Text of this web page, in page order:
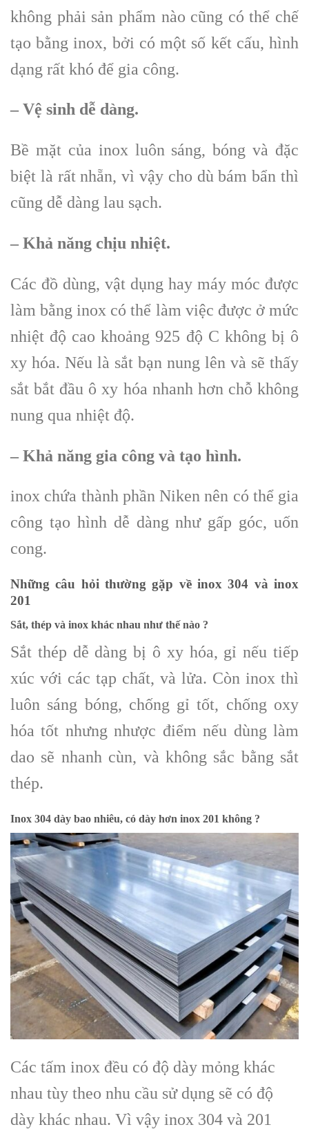
không phải sản phẩm nào cũng có thể chế
tạo bằng inox, bởi có một số kết cấu, hình
dạng rất khó để gia công.
– Vệ sinh dễ dàng.
Bề mặt của inox luôn sáng, bóng và đặc
biệt là rất nhẵn, vì vậy cho dù bám bẩn thì
cũng dễ dàng lau sạch.
– Khả năng chịu nhiệt.
Các đồ dùng, vật dụng hay máy móc được
làm bằng inox có thể làm việc được ở mức
nhiệt độ cao khoảng 925 độ C không bị ô
xy hóa. Nếu là sắt bạn nung lên và sẽ thấy
sắt bắt đầu ô xy hóa nhanh hơn chỗ không
nung qua nhiệt độ.
– Khả năng gia công và tạo hình.
inox chứa thành phần Niken nên có thể gia
công tạo hình dễ dàng như gấp góc, uốn
cong.
Những câu hỏi thường gặp về inox 304 và inox
201
Sắt, thép và inox khác nhau như thế nào ?
Sắt thép dễ dàng bị ô xy hóa, gỉ nếu tiếp
xúc với các tạp chất, và lửa. Còn inox thì
luôn sáng bóng, chống gỉ tốt, chống oxy
hóa tốt nhưng nhược điểm nếu dùng làm
dao sẽ nhanh cùn, và không sắc bằng sắt
thép.
Inox 304 dày bao nhiêu, có dày hơn inox 201 không ?
Các tấm inox đều có độ dày mỏng khác
nhau tùy theo nhu cầu sử dụng sẽ có độ
dày khác nhau. Vì vậy inox 304 và 201